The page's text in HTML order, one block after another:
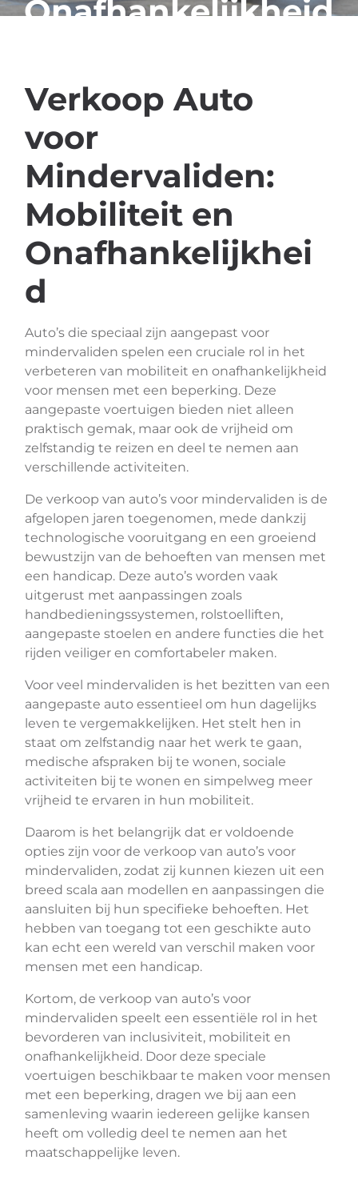
Onafhankelijkheid
Verkoop Auto
voor
Mindervaliden:
Mobiliteit en
Onafhankelijkhei
d
Auto’s die speciaal zijn aangepast voor
mindervaliden spelen een cruciale rol in het
verbeteren van mobiliteit en onafhankelijkheid
voor mensen met een beperking. Deze
aangepaste voertuigen bieden niet alleen
praktisch gemak, maar ook de vrijheid om
zelfstandig te reizen en deel te nemen aan
verschillende activiteiten.
De verkoop van auto’s voor mindervaliden is de
afgelopen jaren toegenomen, mede dankzij
technologische vooruitgang en een groeiend
bewustzijn van de behoeften van mensen met
een handicap. Deze auto’s worden vaak
uitgerust met aanpassingen zoals
handbedieningssystemen, rolstoelliften,
aangepaste stoelen en andere functies die het
rijden veiliger en comfortabeler maken.
Voor veel mindervaliden is het bezitten van een
aangepaste auto essentieel om hun dagelijks
leven te vergemakkelijken. Het stelt hen in
staat om zelfstandig naar het werk te gaan,
medische afspraken bij te wonen, sociale
activiteiten bij te wonen en simpelweg meer
vrijheid te ervaren in hun mobiliteit.
Daarom is het belangrijk dat er voldoende
opties zijn voor de verkoop van auto’s voor
mindervaliden, zodat zij kunnen kiezen uit een
breed scala aan modellen en aanpassingen die
aansluiten bij hun specifieke behoeften. Het
hebben van toegang tot een geschikte auto
kan echt een wereld van verschil maken voor
mensen met een handicap.
Kortom, de verkoop van auto’s voor
mindervaliden speelt een essentiële rol in het
bevorderen van inclusiviteit, mobiliteit en
onafhankelijkheid. Door deze speciale
voertuigen beschikbaar te maken voor mensen
met een beperking, dragen we bij aan een
samenleving waarin iedereen gelijke kansen
heeft om volledig deel te nemen aan het
maatschappelijke leven.